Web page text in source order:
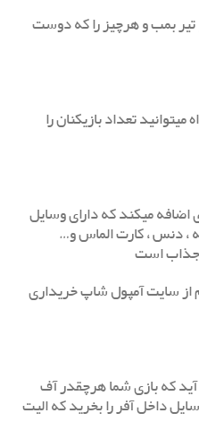
تیر بمب و هرچیز را که دوست
تعداد بازیکنان را
اضافه میکند که دارای وسایل
، دنس ، کارت الماس و…
جذاب است
شما میتوانید تنها با 600 جم از سایت آمپول شاپ خریداری
که بازی شما هرچقدر آف
داخل آفر را بخرید که الیت